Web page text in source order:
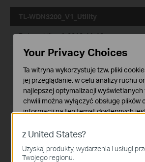
TL-WDN3200_V1_Utility
Data publikacji:2013-11-13
Język:Angielski
Rozmiar pliku: 23.20 MB
System operacyjny: WinXP/Vista/7/8
z United States?
Uzyskaj produkty, wydarzenia i usługi
Twojego regionu.
Your Privacy Choices
Ta witryna wykorzystuje tzw. pliki
jej przeglądanie, w celu analizy ruchu
najlepszej optymalizacji wyświetlanych
chwili można wyłączyć obsługę plików
informacji na ten temat dostępnych
Podstawowe Cookies
Te pliki cookies niezbędne są do
witryny i nie moga zostać wyłączone.